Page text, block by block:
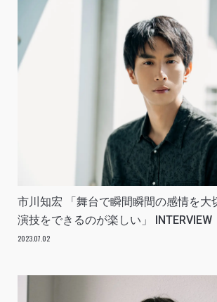
市川知宏 「舞台で瞬間瞬間の感情を大
演技をできるのが楽しい」 INTERVIEW
2023.07.02